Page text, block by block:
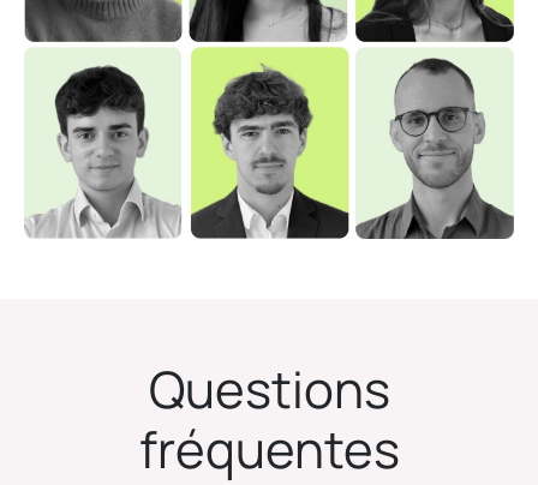
Questions
fréquentes